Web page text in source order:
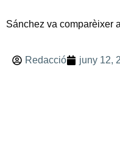
Sánchez va comparèixer
Redacció juny 12,